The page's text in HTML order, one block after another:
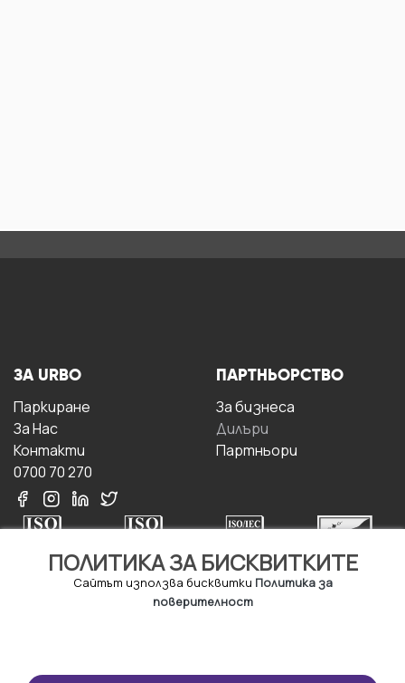
ПОЛИТИКА ЗА БИСКВИТКИТЕ
Сайтът използва бисквитки Политика за
поверителност
ЗА URBO
Паркиране
За Hас
Контакти
0700 70 270
ПАРТНЬОРСТВО
За бизнесa
Дилъри
Партньори
Правила и условия за